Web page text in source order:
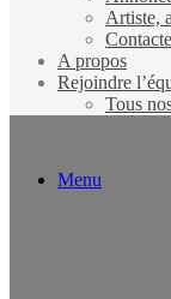
Artiste,
A propos
Rejoindre
Tous
Menu